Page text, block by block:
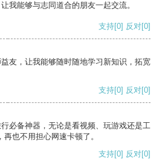
我能够与志同道合的朋友一起交流。
支持[0] 反对[0]
友，让我能够随时随地学习新知识，拓宽
支持[0] 反对[0]
必备神器，无论是看视频、玩游戏还是工
也不用担心网速卡顿了。
支持[0] 反对[0]